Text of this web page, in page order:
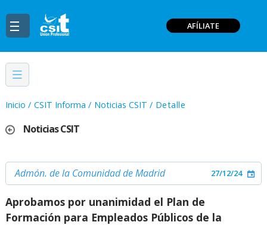
AFÍLIATE
Inicio / CSIT Informa / Noticias CSIT / Detalle
Noticias CSIT
Admón. de la Comunidad de Madrid 27/12/24
Aprobamos por unanimidad el Plan de
Formación para Empleados Públicos de la